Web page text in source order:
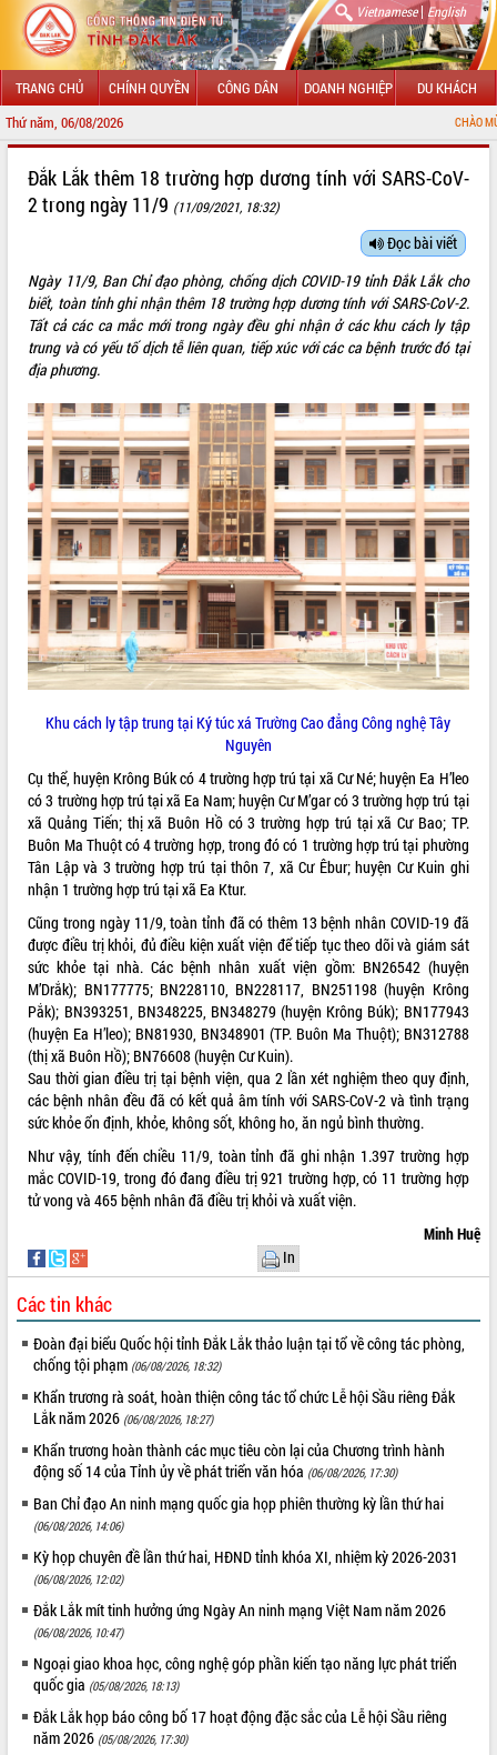
Vietnamese| English
TRANG CHỦ CHÍNH QUYỀN CÔNG DÂN DOANH NGHIỆP DU KHÁCH
Thứ năm, 06/08/2026 CHÀO MỪNG ĐẾN VỚI
GIỚI THIỆU
LÃNH ĐẠO UBND TỈNH
SỞ, BAN, NGÀNH
UBND CÁC XÃ, PHƯỜNG
HỆ THỐNG VĂN BẢN
VĂN BẢN HĐND TỈNH
ĐIỂM TIN VĂN BẢN
QUY HOẠCH - KẾ HOẠCH
VIDEO
Lễ truy tặng danh hiệu “Bà Mẹ Việt
Nam Anh hùng” và trao Huân chương
Lao động
UBND tỉnh Đắk Lắk triển khai nhiệm
vụ 6 tháng cuối năm 2026
Kỳ họp thứ Hai, Hội đồng nhân dân
tỉnh khóa XI quyết nghị nhiều nội dung
quan trọng
Bí thư Tỉnh ủy Lương Nguyễn Minh
Triết thăm, tặng quà người có công với
cách mạng
Rà soát, hoàn thiện hệ thống thiết chế
văn hóa, thể thao đáp ứng yêu cầu
phát triển mới
Thường trực HĐND tỉnh Đắk Lắk gặp
mặt Đoàn chuyên gia y tế TP. Hồ Chí
Minh
Lễ truy điệu và an táng hài cốt liệt sĩ
tại Nghĩa trang Liệt sĩ xã Sơn Hòa
Bàn giải pháp tháo gỡ khó khăn trong
xuất khẩu sầu riêng và triển khai quy
ALBUM ẢNH
LIÊN KẾT WEB
THỐNG KÊ TRUY CẬP
Đắk Lắk thêm 18 trường hợp dương tính với SARS-CoV-
2 trong ngày 11/9 (11/09/2021, 18:32)
Đọc bài viết
Ngày 11/9, Ban Chỉ đạo phòng, chống dịch COVID-19 tỉnh Đắk Lắk cho
biết, toàn tỉnh ghi nhận thêm 18 trường hợp dương tính với SARS-CoV-2.
Tất cả các ca mắc mới trong ngày đều ghi nhận ở các khu cách ly tập
trung và có yếu tố dịch tễ liên quan, tiếp xúc với các ca bệnh trước đó tại
địa phương.
Khu cách ly tập trung tại Ký túc xá Trường Cao đẳng Công nghệ Tây
Nguyên
Cụ thể, huyện Krông Búk có 4 trường hợp trú tại xã Cư Né; huyện Ea H’leo
có 3 trường hợp trú tại xã Ea Nam; huyện Cư M’gar có 3 trường hợp trú tại
xã Quảng Tiến; thị xã Buôn Hồ có 3 trường hợp trú tại xã Cư Bao; TP.
Buôn Ma Thuột có 4 trường hợp, trong đó có 1 trường hợp trú tại phường
Tân Lập và 3 trường hợp trú tại thôn 7, xã Cư Êbur; huyện Cư Kuin ghi
nhận 1 trường hợp trú tại xã Ea Ktur.
Cũng trong ngày 11/9, toàn tỉnh đã có thêm 13 bệnh nhân COVID-19 đã
được điều trị khỏi, đủ điều kiện xuất viện để tiếp tục theo dõi và giám sát
sức khỏe tại nhà. Các bệnh nhân xuất viện gồm: BN26542 (huyện
M’Drắk); BN177775; BN228110, BN228117, BN251198 (huyện Krông
Pắk); BN393251, BN348225, BN348279 (huyện Krông Búk); BN177943
(huyện Ea H’leo); BN81930, BN348901 (TP. Buôn Ma Thuột); BN312788
(thị xã Buôn Hồ); BN76608 (huyện Cư Kuin).
Sau thời gian điều trị tại bệnh viện, qua 2 lần xét nghiệm theo quy định,
các bệnh nhân đều đã có kết quả âm tính với SARS-CoV-2 và tình trạng
sức khỏe ổn định, khỏe, không sốt, không ho, ăn ngủ bình thường.
Như vậy, tính đến chiều 11/9, toàn tỉnh đã ghi nhận 1.397 trường hợp
mắc COVID-19, trong đó đang điều trị 921 trường hợp, có 11 trường hợp
tử vong và 465 bệnh nhân đã điều trị khỏi và xuất viện.
Minh Huệ
In
Các tin khác
Đoàn đại biểu Quốc hội tỉnh Đắk Lắk thảo luận tại tổ về công tác phòng,
chống tội phạm (06/08/2026, 18:32)
Khẩn trương rà soát, hoàn thiện công tác tổ chức Lễ hội Sầu riêng Đắk
Lắk năm 2026 (06/08/2026, 18:27)
Khẩn trương hoàn thành các mục tiêu còn lại của Chương trình hành
động số 14 của Tỉnh ủy về phát triển văn hóa (06/08/2026, 17:30)
Ban Chỉ đạo An ninh mạng quốc gia họp phiên thường kỳ lần thứ hai
(06/08/2026, 14:06)
Kỳ họp chuyên đề lần thứ hai, HĐND tỉnh khóa XI, nhiệm kỳ 2026-2031
(06/08/2026, 12:02)
Đắk Lắk mít tinh hưởng ứng Ngày An ninh mạng Việt Nam năm 2026
(06/08/2026, 10:47)
Ngoại giao khoa học, công nghệ góp phần kiến tạo năng lực phát triển
quốc gia (05/08/2026, 18:13)
Đắk Lắk họp báo công bố 17 hoạt động đặc sắc của Lễ hội Sầu riêng
năm 2026 (05/08/2026, 17:30)